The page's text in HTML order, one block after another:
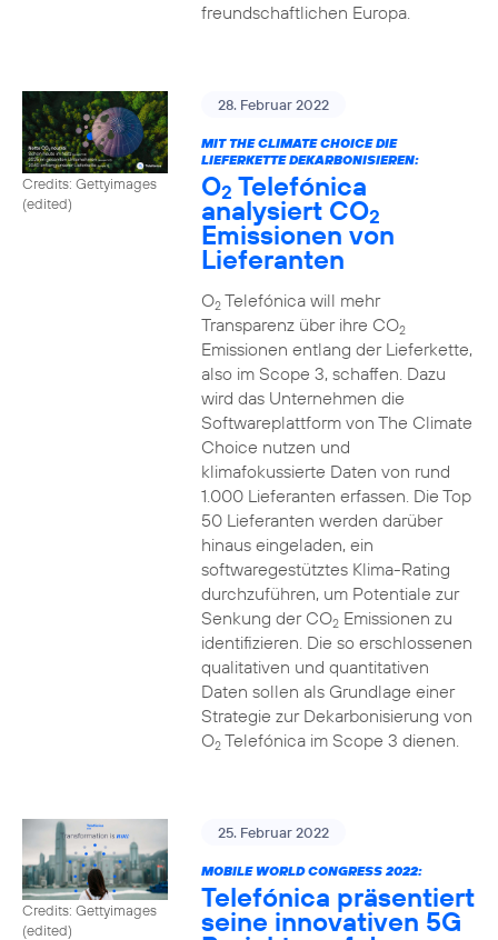
freundschaftlichen Europa.
Credits: Gettyimages
(edited)
28. Februar 2022
MIT THE CLIMATE CHOICE DIE
LIEFERKETTE DEKARBONISIEREN:
O2 Telefónica
analysiert CO2
Emissionen von
Lieferanten
O2Telefónica will mehr
Transparenz über ihre CO2
Emissionen entlang der Lieferkette,
also im Scope 3, schaffen. Dazu
wird das Unternehmen die
Softwareplattform von The Climate
Choice nutzen und
klimafokussierte Daten von rund
1.000 Lieferanten erfassen. Die Top
50 Lieferanten werden darüber
hinaus eingeladen, ein
softwaregestütztes Klima-Rating
durchzuführen, um Potentiale zur
Senkung der CO2Emissionen zu
identifizieren. Die so erschlossenen
qualitativen und quantitativen
Daten sollen als Grundlage einer
Strategie zur Dekarbonisierung von
O2Telefónica im Scope 3 dienen.
Credits: Gettyimages
(edited)
25. Februar 2022
MOBILE WORLD CONGRESS 2022:
Telefónica präsentiert
seine innovativen 5G